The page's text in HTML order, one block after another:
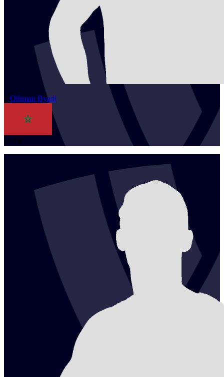
1 Othman Byadi
MAR